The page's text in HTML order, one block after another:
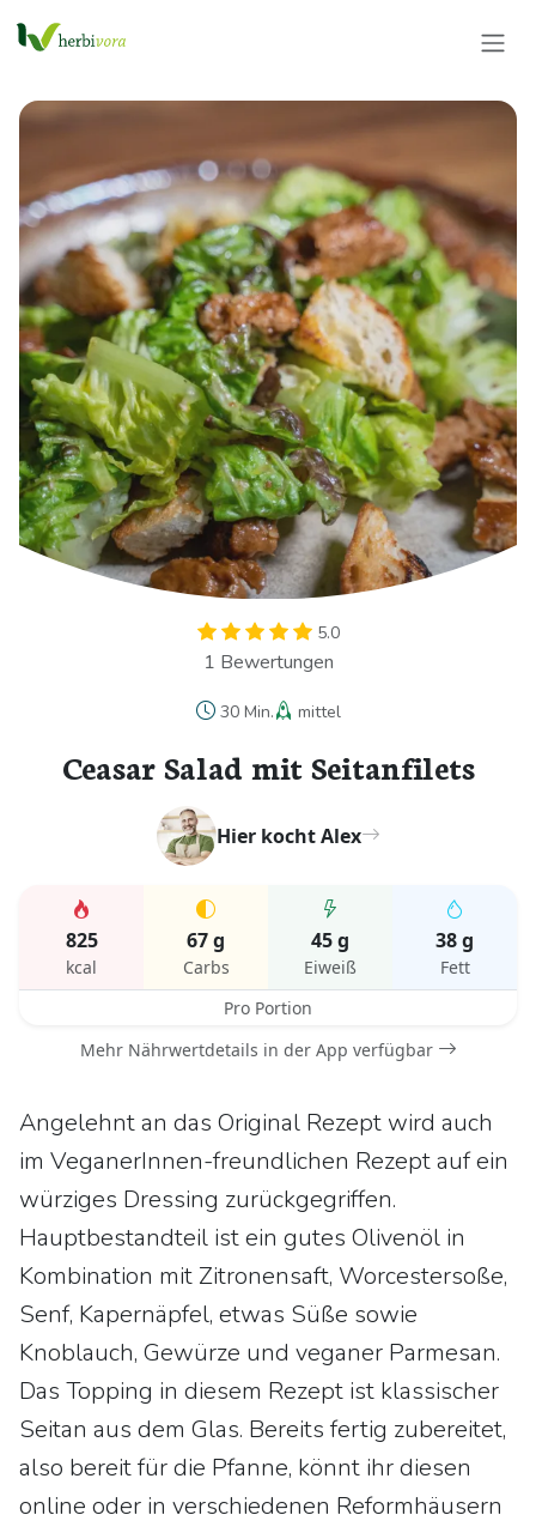
5.0
1 Bewertungen
30 Min. mittel
Ceasar Salad mit Seitanfilets
Hier kocht Alex
825
kcal
67 g
Carbs
45 g
Eiweiß
38 g
Fett
Pro Portion
Mehr Nährwertdetails in der App verfügbar
Angelehnt an das Original Rezept wird auch
im VeganerInnen-freundlichen Rezept auf ein
würziges Dressing zurückgegriffen.
Hauptbestandteil ist ein gutes Olivenöl in
Kombination mit Zitronensaft, Worcestersoße,
Senf, Kapernäpfel, etwas Süße sowie
Knoblauch, Gewürze und veganer Parmesan.
Das Topping in diesem Rezept ist klassischer
Seitan aus dem Glas. Bereits fertig zubereitet,
also bereit für die Pfanne, könnt ihr diesen
online oder in verschiedenen Reformhäusern